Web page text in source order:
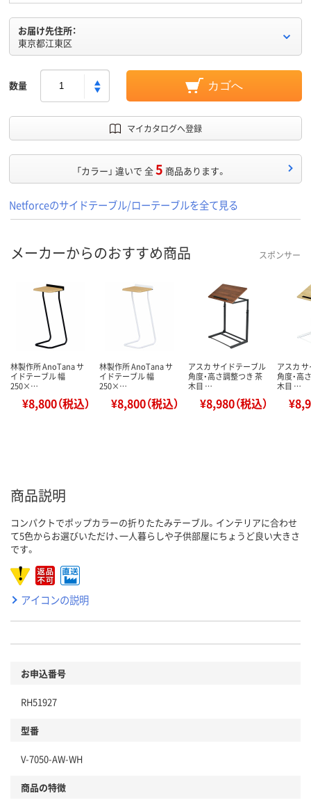
お届け先住所：
東京都江東区
数量 カゴへ
マイカタログへ登録
「カラー」 違いで 全5 商品あります。
Netforceのサイドテーブル/ローテーブルを全て見る
メーカーからのおすすめ商品 スポンサー
林製作所 AnoTana サ
イドテーブル 幅
250×…
¥8,800（税込）
林製作所 AnoTana サ
イドテーブル 幅
250×…
¥8,800（税込）
アスカ サイドテーブル
角度・高さ調整つき 茶
木目 …
¥8,980（税込）
アスカ
角度・高
木目 …
商品説明
コンパクトでポップカラーの折りたたみテーブル。インテリアに合わせ
て5色からお選びいただけ、一人暮らしや子供部屋にちょうど良い大きさ
です。
アイコンの説明
お申込番号
RH51927
型番
V-7050-AW-WH
商品の特徴